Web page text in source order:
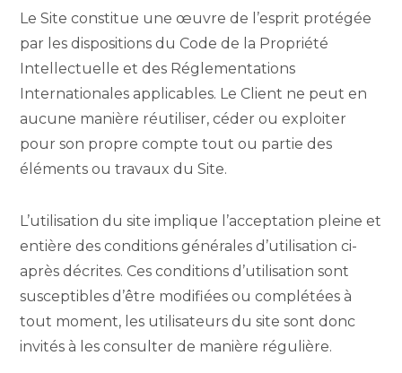
Le Site constitue une œuvre de l’esprit protégée
par les dispositions du Code de la Propriété
Intellectuelle et des Réglementations
Internationales applicables. Le Client ne peut en
aucune manière réutiliser, céder ou exploiter
pour son propre compte tout ou partie des
éléments ou travaux du Site.
L’utilisation du site implique l’acceptation pleine et
entière des conditions générales d’utilisation ci-
après décrites. Ces conditions d’utilisation sont
susceptibles d’être modifiées ou complétées à
tout moment, les utilisateurs du site sont donc
invités à les consulter de manière régulière.